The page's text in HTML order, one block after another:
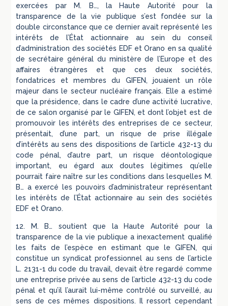
exercées par M. B…, la Haute Autorité pour la
transparence de la vie publique s’est fondée sur la
double circonstance que ce dernier avait représenté les
intérêts de l’État actionnaire au sein du conseil
d’administration des sociétés EDF et Orano en sa qualité
de secrétaire général du ministère de l’Europe et des
affaires étrangères et que ces deux sociétés,
fondatrices et membres du GIFEN, jouaient un rôle
majeur dans le secteur nucléaire français. Elle a estimé
que la présidence, dans le cadre d’une activité lucrative,
de ce salon organisé par le GIFEN, et dont l’objet est de
promouvoir les intérêts des entreprises de ce secteur,
présentait, d’une part, un risque de prise illégale
d’intérêts au sens des dispositions de l’article 432-13 du
code pénal, d’autre part, un risque déontologique
important, eu égard aux doutes légitimes qu’elle
pourrait faire naître sur les conditions dans lesquelles M.
B… a exercé les pouvoirs d’administrateur représentant
les intérêts de l’État actionnaire au sein des sociétés
EDF et Orano.
12. M. B… soutient que la Haute Autorité pour la
transparence de la vie publique a inexactement qualifié
les faits de l’espèce en estimant que le GIFEN, qui
constitue un syndicat professionnel au sens de l’article
L. 2131-1 du code du travail, devait être regardé comme
une entreprise privée au sens de l’article 432-13 du code
pénal et qu’il l’aurait lui-même contrôlé ou surveillé, au
sens de ces mêmes dispositions. Il ressort cependant